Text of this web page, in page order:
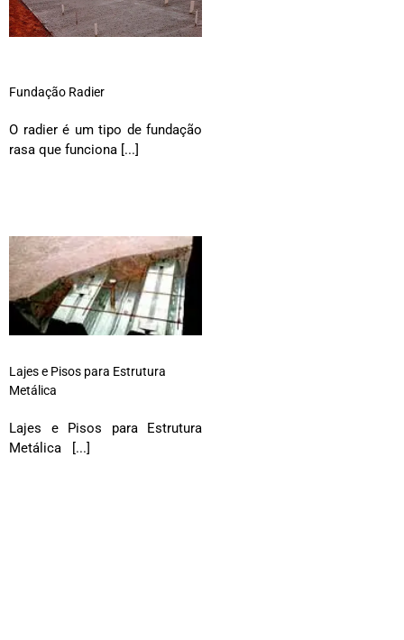
Fundação Radier
O radier é um tipo de fundação
rasa que funciona [...]
Lajes e Pisos para Estrutura
Metálica
Lajes e Pisos para Estrutura
Metálica [...]